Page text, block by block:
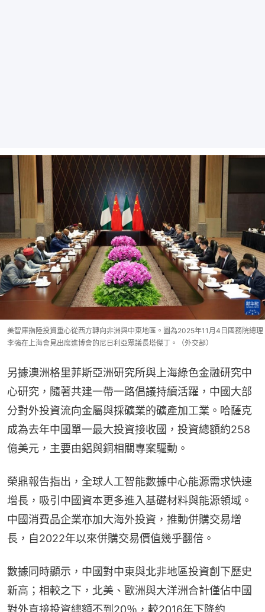
美智庫指陸投資重心從西方轉向非洲與中東地區。圖為2025年11月4日國務院總理
李強在上海會見出席進博會的尼日利亞眾議長塔傑丁。（外交部）
另據澳洲格里菲斯亞洲研究所與上海綠色金融研究中
心研究，隨著共建一帶一路倡議持續活躍，中國大部
分對外投資流向金屬與採礦業的礦產加工業。哈薩克
成為去年中國單一最大投資接收國，投資總額約258
億美元，主要由鋁與銅相關專案驅動。
榮鼎報告指出，全球人工智能數據中心能源需求快速
增長，吸引中國資本更多進入基礎材料與能源領域。
中國消費品企業亦加大海外投資，推動併購交易增
長，自2022年以來併購交易價值幾乎翻倍。
數據同時顯示，中國對中東與北非地區投資創下歷史
新高；相較之下，北美、歐洲與大洋洲合計僅佔中國
對外直接投資總額不到20％，較2016年下降約